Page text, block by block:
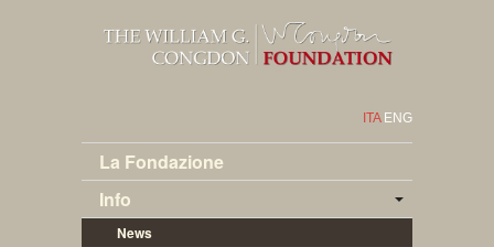
ITA ENG
La Fondazione
Info
News